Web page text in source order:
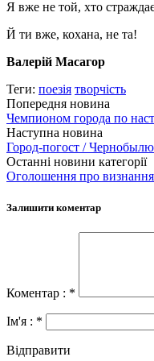
Я вже не той, хто страждає
Й ти вже, кохана, не та!
Валерій Масагор
Теги: поезія творчість
Попередня новина
Чемпионом города по
Наступна новина
Город-погост / Чернобылю
Останні новини категорії
Оголошення про визнання
Залишити коментар
Коментар : *
Ім'я : *
Відправити